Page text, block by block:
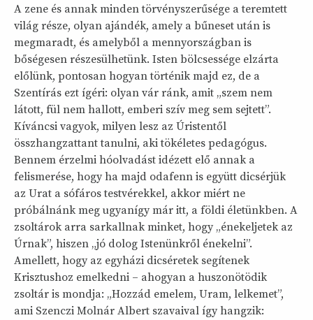
A zene és annak minden törvényszerűsége a teremtett
világ része, olyan ajándék, amely a bűneset után is
megmaradt, és amelyből a mennyországban is
bőségesen részesülhetünk. Isten bölcsessége elzárta
előlünk, pontosan hogyan történik majd ez, de a
Szentírás ezt ígéri: olyan vár ránk, amit „szem nem
látott, fül nem hallott, emberi szív meg sem sejtett”.
Kíváncsi vagyok, milyen lesz az Úristentől
összhangzattant tanulni, aki tökéletes pedagógus.
Bennem érzelmi hóolvadást idézett elő annak a
felismerése, hogy ha majd odafenn is együtt dicsérjük
az Urat a sófáros testvérekkel, akkor miért ne
próbálnánk meg ugyanígy már itt, a földi életünkben. A
zsoltárok arra sarkallnak minket, hogy „énekeljetek az
Úrnak”, hiszen „jó dolog Istenünkről énekelni”.
Amellett, hogy az egyházi dicséretek segítenek
Krisztushoz emelkedni – ahogyan a huszonötödik
zsoltár is mondja: „Hozzád emelem, Uram, lelkemet”,
ami Szenczi Molnár Albert szavaival így hangzik: